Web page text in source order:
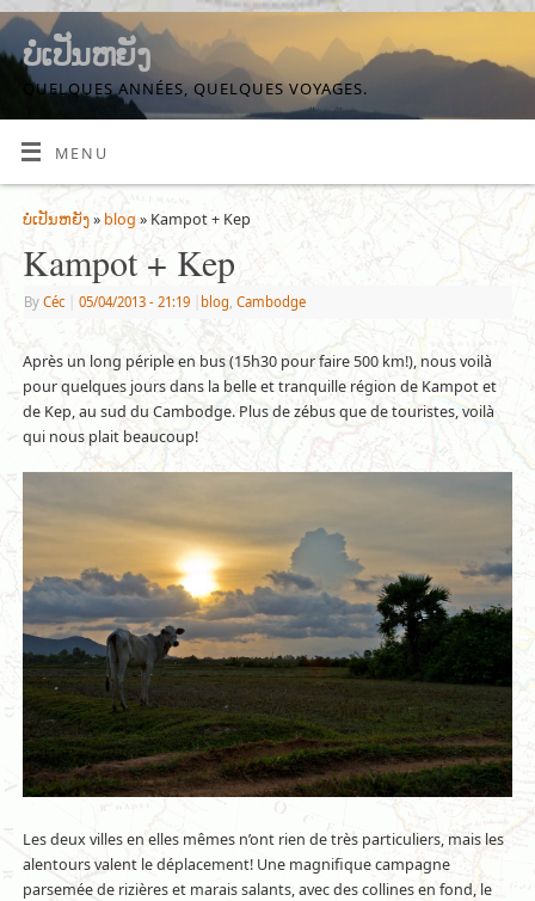
ບໍ່ເປັນຫຍັງ
QUELQUES ANNÉES, QUELQUES VOYAGES.
MENU
ບໍ່ເປັນຫຍັງ» blog » Kampot + Kep
Kampot + Kep
By Céc 05/04/2013 - 21:19 blog, Cambodge
Après un long périple en bus (15h30 pour faire 500 km!), nous voilà
pour quelques jours dans la belle et tranquille région de Kampot et
de Kep, au sud du Cambodge. Plus de zébus que de touristes, voilà
qui nous plait beaucoup!
Les deux villes en elles mêmes n’ont rien de très particuliers, mais les
alentours valent le déplacement! Une magnifique campagne
parsemée de rizières et marais salants, avec des collines en fond, le